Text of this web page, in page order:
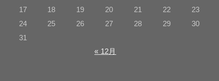
17
18 19 20 21 22
23
24
25 26 27 28 29
30
31
« 12月